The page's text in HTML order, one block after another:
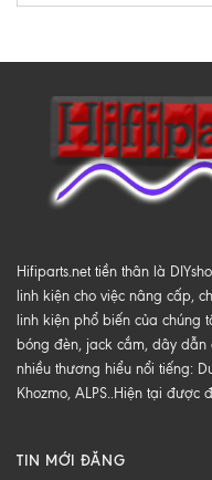
Hifiparts.net tiền thân là
linh kiện cho việc nâng cấp,
linh kiện phổ biến của chúng
bóng đèn, jack cắm, dây dẫn
nhiều thương hiểu nổi tiếng:
Khozmo, ALPS..Hiện tại được
TIN MỚI ĐĂNG